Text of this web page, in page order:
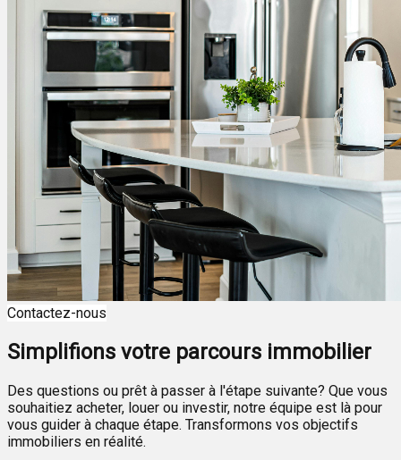
Contactez-nous
Simplifions votre parcours immobilier
Des questions ou prêt à passer à l'étape suivante? Que vous
souhaitiez acheter, louer ou investir, notre équipe est là pour
vous guider à chaque étape. Transformons vos objectifs
immobiliers en réalité.